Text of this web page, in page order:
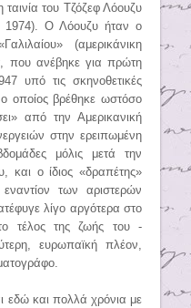
του Τζόζεφ Λόουζυ
1974). Ο Λόουζυ ήταν ο
(αμερικάνικη
που ανέβηκε για πρώτη
υπό τις σκηνοθετικές
οποίος βρέθηκε ωστόσο
από την Αμερικανική
στην ερειπωμένη
μόλις μετά την
και ο ίδιος «δραπέτης»
των αριστερών
λίγο αργότερα στο
τέλος της ζωής του -
ευρωπαϊκή πλέον,
εδώ και πολλά χρόνια με